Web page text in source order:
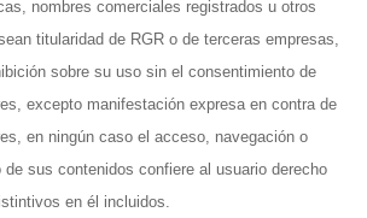
nombres comerciales registrados u otros
titularidad de RGR o de terceras empresas,
sobre su uso sin el consentimiento de
excepto manifestación expresa en contra de
en ningún caso el acceso, navegación o
sus contenidos confiere al usuario derecho
en él incluidos.